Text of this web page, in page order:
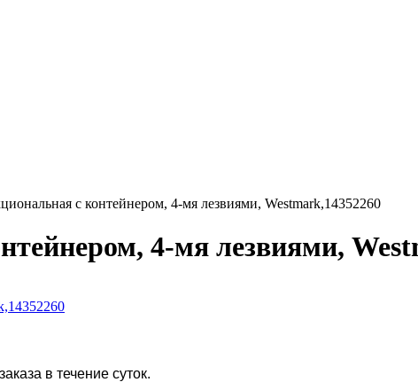
с контейнером, 4-мя лезвиями, Westmark,14352260
4-мя лезвиями,
в течение суток.